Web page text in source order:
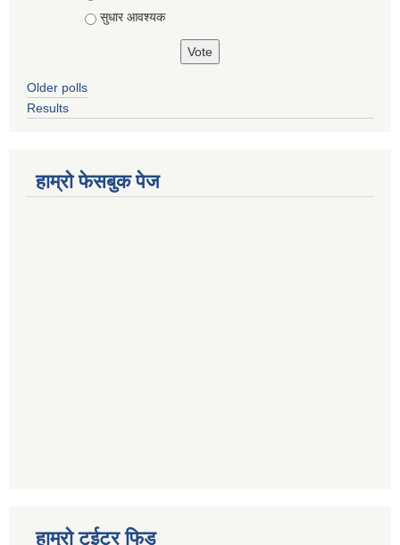
सुधार आवश्यक
Older polls
Results
हाम्रो फेसबुक पेज
हाम्रो टुईटर फिड